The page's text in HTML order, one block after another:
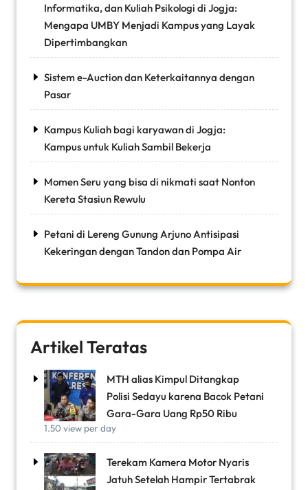
Informatika, dan Kuliah Psikologi di Jogja:
Mengapa UMBY Menjadi Kampus yang Layak
Dipertimbangkan
Sistem e-Auction dan Keterkaitannya dengan
Pasar
Kampus Kuliah bagi karyawan di Jogja:
Kampus untuk Kuliah Sambil Bekerja
Momen Seru yang bisa di nikmati saat Nonton
Kereta Stasiun Rewulu
Petani di Lereng Gunung Arjuno Antisipasi
Kekeringan dengan Tandon dan Pompa Air
Artikel Teratas
MTH alias Kimpul Ditangkap
Polisi Sedayu karena Bacok Petani
Gara-Gara Uang Rp50 Ribu
1.50 view per day
Terekam Kamera Motor Nyaris
Jatuh Setelah Hampir Tertabrak